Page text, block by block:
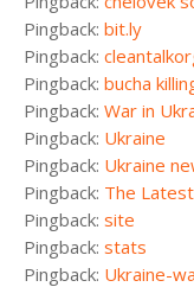
Pingback: bit.ly
Pingback:
Pingback: bucha
Pingback: War in
Pingback: Ukraine
Pingback: Ukraine
Pingback: The
Pingback: site
Pingback: stats
Pingback: Ukraine-